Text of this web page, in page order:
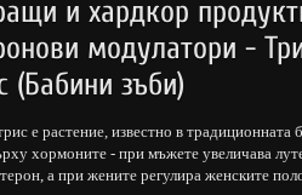
и хардкор
модулатори -
(Бабини зъби)
е растение, известно в
хормоните - при мъжете увеличава
а при жените регулира женските